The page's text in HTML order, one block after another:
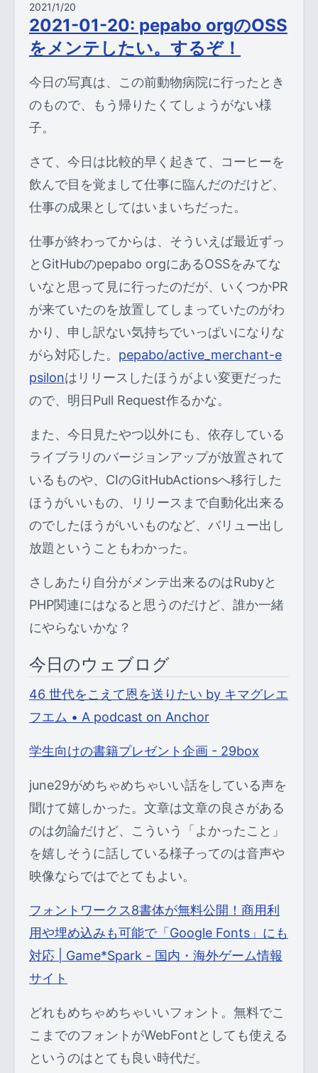
2021/1/20
2021-01-20: pepabo orgのOSS
をメンテしたい。するぞ！
今日の写真は、この前動物病院に行ったとき
のもので、もう帰りたくてしょうがない様
子。
さて、今日は比較的早く起きて、コーヒーを
飲んで目を覚まして仕事に臨んだのだけど、
仕事の成果としてはいまいちだった。
仕事が終わってからは、そういえば最近ずっ
とGitHubのpepabo orgにあるOSSをみてな
いなと思って見に行ったのだが、いくつかPR
が来ていたのを放置してしまっていたのがわ
かり、申し訳ない気持ちでいっぱいになりな
がら対応した。 pepabo/active_merchant-e
psilonはリリースしたほうがよい変更だった
ので、明日Pull Request作るかな。
また、今日見たやつ以外にも、依存している
ライブラリのバージョンアップが放置されて
いるものや、CIのGitHubActionsへ移行した
ほうがいいもの、リリースまで自動化出来る
のでしたほうがいいものなど、バリュー出し
放題ということもわかった。
さしあたり自分がメンテ出来るのはRubyと
PHP関連にはなると思うのだけど、誰か一緒
にやらないかな？
今日のウェブログ
46 世代をこえて恩を送りたい by キマグレエ
フエム • A podcast on Anchor
学生向けの書籍プレゼント企画 - 29box
june29がめちゃめちゃいい話をしている声を
聞けて嬉しかった。文章は文章の良さがある
のは勿論だけど、こういう「よかったこと」
を嬉しそうに話している様子ってのは音声や
映像ならではでとてもよい。
フォントワークス8書体が無料公開！商用利
用や埋め込みも可能で「Google Fonts」にも
対応 | Game*Spark - 国内・海外ゲーム情報
サイト
どれもめちゃめちゃいいフォント。無料でこ
こまでのフォントがWebFontとしても使える
というのはとても良い時代だ。